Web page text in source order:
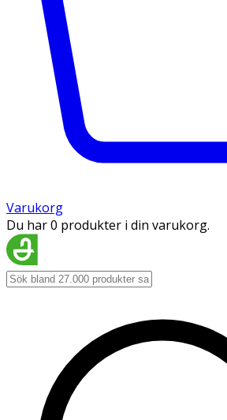
Varukorg
Du har 0 produkter i din varukorg.